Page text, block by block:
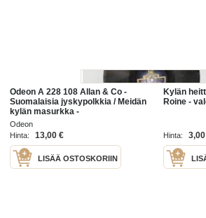
Odeon A 228 108 Allan & Co -
Suomalaisia jyskypolkkia / Meidän
kylän masurkka -
savikiekkoäänilevy / 78 rpm 10"
record
Odeon
Hinta:
13,00 €
LISÄÄ OSTOSKORIIN
Kylän
Roine -
Hinta: